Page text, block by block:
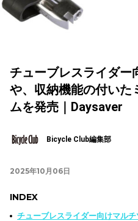
チューブレスライダー
や、収納機能の付いた
ムを発売｜Daysaver
Bicycle Club編集部
2025年10月06日
INDEX
チューブレスライダー向けマル